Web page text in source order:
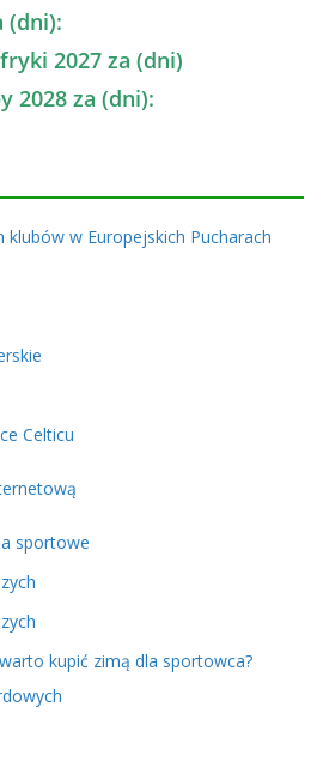
(dni):
2027 za (dni)
2028 za (dni):
w Europejskich Pucharach
Celticu
sportowe
kupić zimą dla sportowca?